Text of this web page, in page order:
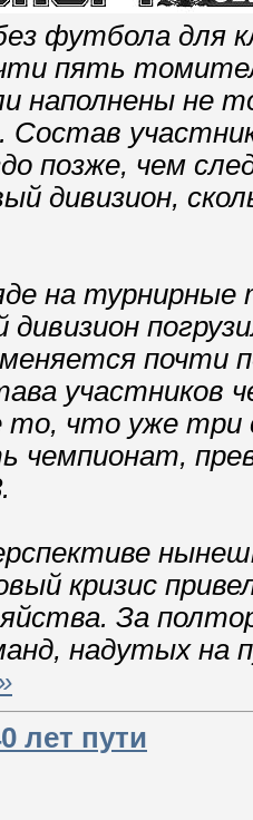
футбола для
пять
наполнены не
позже, чем
дивизион,
на
почти
участников
что уже три
кризис
За
надутых на
лет пути